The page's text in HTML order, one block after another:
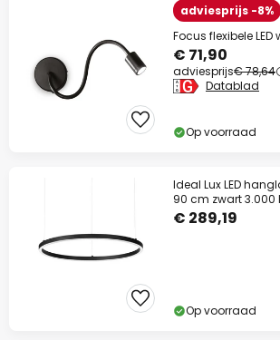
adviesprijs -8%
Focus flexibele
€ 71,90
adviesprijs€ 78,64
Datablad
Op voorraad
Ideal Lux LED
90 cm zwart 3.000
€ 289,19
Op voorraad